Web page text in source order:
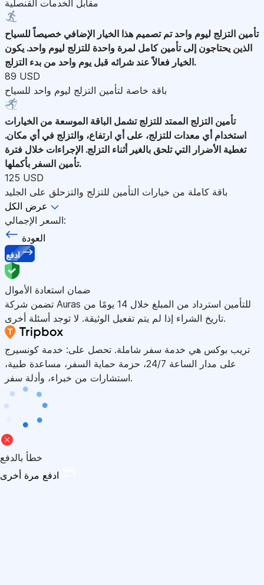
مقابل الخدمات القنصلية
تأمين التزلج ليوم واحد تم تصميم هذا الخيار الإضافي خصيصاً للسياح
الذين يحتاجون إلى تأمين كامل لمرة واحدة للتزلج ليوم واحد. يكون
الخيار فعالاً عند شرائه قبل يوم واحد من بدء التزلج.
89 USD
باقة خاصة لتأمين التزلج ليوم واحد للسياح
تأمين التزلج الممتد للتزلج تشمل الباقة الموسعة من الخيارات
استخدام أي معدات للتزلج، على أي ارتفاع، والتزلج في أي مكان.
تغطية الأضرار التي تلحق بالغير أثناء التزلج. الإجراءات خلال فترة
تأمين السفر بأكملها.
125 USD
باقة كاملة من خيارات التأمين للتزلج والتزحلق على الجليد
عرض الكل
السعر الإجمالي:
العودة
ادفع
ضمان استعادة الأموال
تضمن شركة Auras للتأمين استرداد من المبلغ خلال 14 يومًا من
تاريخ الشراء إذا لم يتم تفعيل الوثيقة. لا توجد أسئلة أخرى.
تريب بوكس هي خدمة سفر شاملة. تحصل على: خدمة كونسيرج
على مدار الساعة 24/7، حزمة حماية السفر، مساعدة طبية،
استشارات من خبراء، وأدلة سفر.
خطأ بالدفع